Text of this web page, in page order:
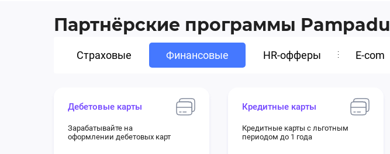
Партнёрские программы Pampadu
Страховые Финансовые HR-офферы E-com
Дебетовые карты
Зарабатывайте на
оформлении дебетовых карт
Кредитные карты
Кредитные карты с льготным
периодом до 1 года